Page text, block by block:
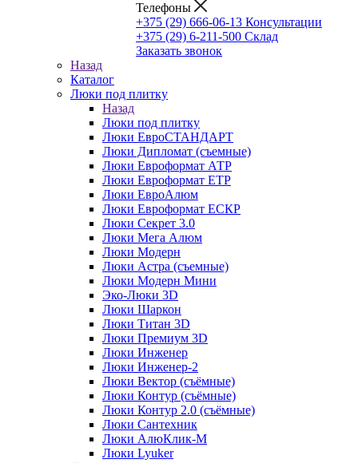
Телефоны
+375 (29) 666-06-13 Консультации
+375 (29) 6-211-500 Склад
Заказать звонок
Назад
Каталог
Люки под плитку
Назад
Люки под плитку
Люки ЕвроСТАНДАРТ
Люки Дипломат (съемные)
Люки Евроформат АТР
Люки Евроформат ЕТР
Люки ЕвроАлюм
Люки Евроформат ЕСКР
Люки Секрет 3.0
Люки Мега Алюм
Люки Модерн
Люки Астра (съемные)
Люки Модерн Мини
Эко-Люки 3D
Люки Шаркон
Люки Титан 3D
Люки Премиум 3D
Люки Инженер
Люки Инженер-2
Люки Вектор (съёмные)
Люки Контур (съёмные)
Люки Контур 2.0 (съёмные)
Люки Сантехник
Люки АлюКлик-М
Люки Lyuker